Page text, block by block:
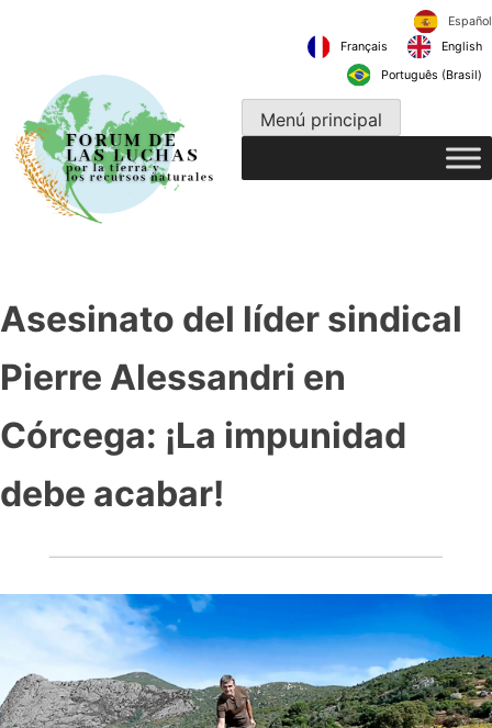
Français
Português
Menú principal
Asesinato del líder sindical
Pierre Alessandri en
Córcega: ¡La impunidad
debe acabar!